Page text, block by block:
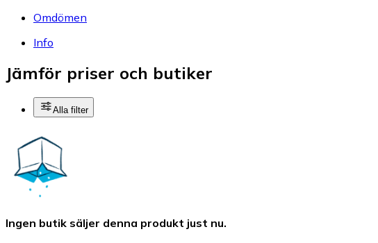
Omdömen
Info
Jämför priser och butiker
Alla filter
Ingen butik säljer denna produkt just nu.